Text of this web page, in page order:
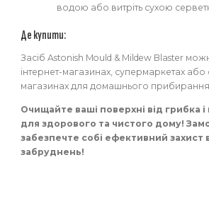
водою або витріть сухою
Де купити:
Засіб Astonish Mould & Mildew Blaster
інтернет-магазинах, супермаркетах або
магазинах для домашнього прибирання.
Очищайте ваші поверхні від грибка і
для здорового та чистого дому!
забезпечте собі ефективний захист
забруднень!